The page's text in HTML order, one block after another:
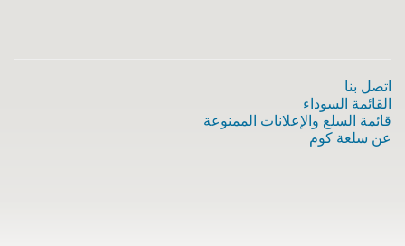
اتصل بنا
القائمة السوداء
قائمة السلع والإعلانات الممنوعة
عن سلعة كوم